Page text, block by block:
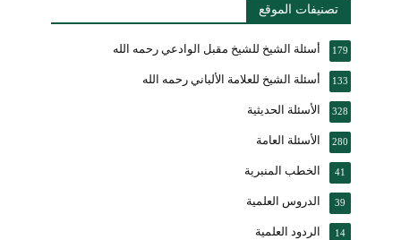
تصنيفات الموقع
أسئلة الشيخ للشيخ مقبل الوادعي رحمه الله 179
أسئلة الشيخ للعلامة الألباني رحمه الله 133
الأسئلة الحديثية 328
الأسئلة العامة 280
الخطب المنبرية 41
الدروس العلمية 39
الردود العلمية 14